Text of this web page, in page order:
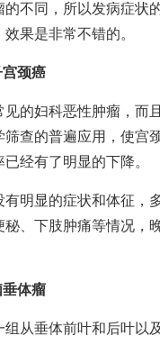
同，所以发病症状
果是非常不错的。
颈癌
妇科恶性肿瘤，而
筛查的普遍应用，使宫
经有了明显的下降。
显的症状和体征，
秘、下肢肿痛等情况，
体瘤
垂体前叶和后叶以